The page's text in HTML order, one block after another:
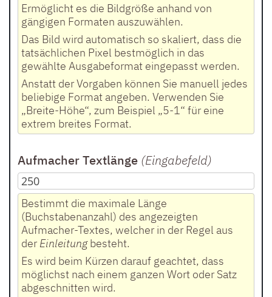
Ermöglicht es die Bildgröße anhand von
gängigen Formaten auszuwählen.
Das Bild wird automatisch so skaliert, dass die
tatsächlichen Pixel bestmöglich in das
gewählte Ausgabeformat eingepasst werden.
Anstatt der Vorgaben können Sie manuell jedes
beliebige Format angeben. Verwenden Sie
„Breite-Höhe“, zum Beispiel „5-1“ für eine
extrem breites Format.
Aufmacher Textlänge (Eingabefeld)
Bestimmt die maximale Länge
(Buchstabenanzahl) des angezeigten
Aufmacher-Textes, welcher in der Regel aus
derEinleitungbesteht.
Es wird beim Kürzen darauf geachtet, dass
möglichst nach einem ganzen Wort oder Satz
abgeschnitten wird.